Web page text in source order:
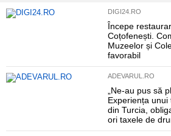
DIGI24.RO
Începe
Coțofenești.
Muzeelor și
favorabil
ADEVARUL.RO
„Ne-au pus să
Experiența
din Turcia,
ori taxele de